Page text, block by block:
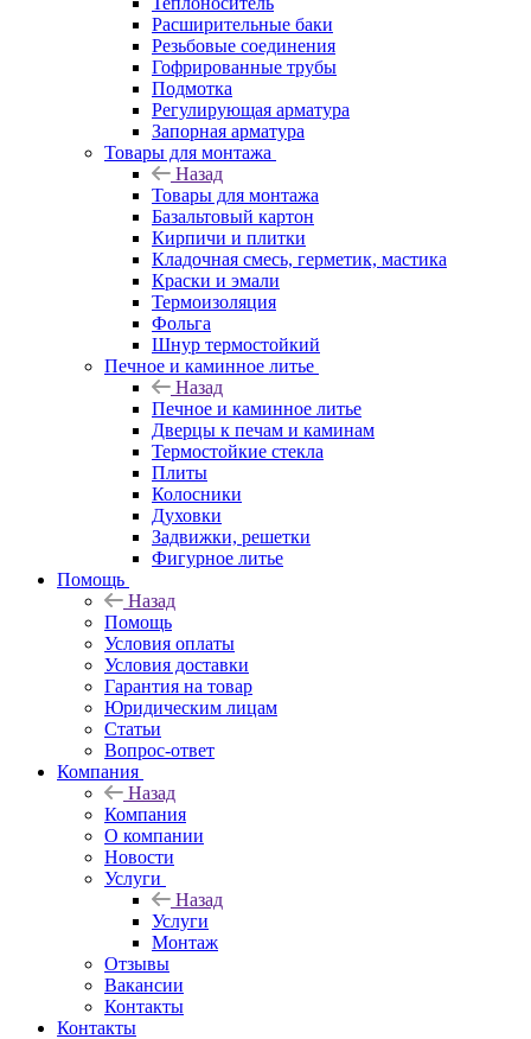
Расширительные баки
Резьбовые соединения
Гофрированные трубы
Подмотка
Регулирующая арматура
Запорная арматура
Товары для монтажа
Назад
Товары для монтажа
Базальтовый картон
Кирпичи и плитки
Кладочная смесь, герметик, мастика
Краски и эмали
Термоизоляция
Фольга
Шнур термостойкий
Печное и каминное литье
Назад
Печное и каминное литье
Дверцы к печам и каминам
Термостойкие стекла
Плиты
Колосники
Духовки
Задвижки, решетки
Фигурное литье
Помощь
Назад
Помощь
Условия оплаты
Условия доставки
Гарантия на товар
Юридическим лицам
Статьи
Вопрос-ответ
Компания
Назад
Компания
О компании
Новости
Услуги
Назад
Услуги
Монтаж
Отзывы
Вакансии
Контакты
Контакты